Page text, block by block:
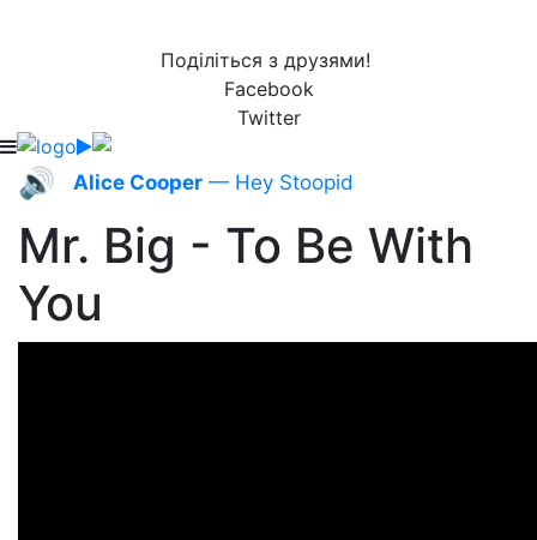
Поділіться з друзями!
Facebook
Twitter
🔊 Alice Cooper — Hey Stoopid
Mr. Big - To Be With
You